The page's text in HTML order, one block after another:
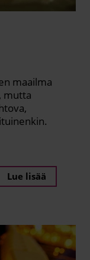
maailma
mutta
Lue lisää